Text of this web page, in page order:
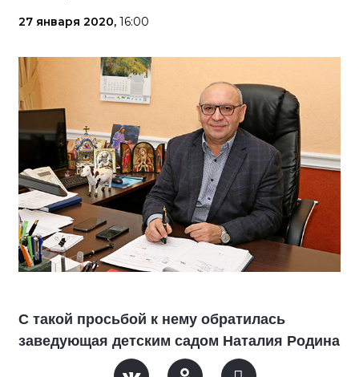
27 января 2020, 16:00
С такой просьбой к нему обратилась
заведующая детским садом Наталия Родина